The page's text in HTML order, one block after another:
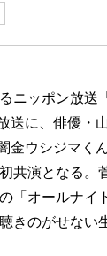
ニッポン放送
送に、俳優・
金ウシジマく
共演となる。
「オールナイ
きのがせない